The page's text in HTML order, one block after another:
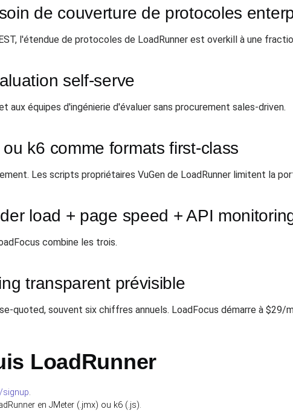
de couverture de protocoles
l'étendue de protocoles de LoadRunner est overkill à une
self-serve
aux équipes d'ingénierie d'évaluer sans procurement sales-driven.
k6 comme formats first-class
Les scripts propriétaires VuGen de LoadRunner limitent la
load + page speed + API
combine les trois.
transparent prévisible
quoted, souvent six chiffres annuels. LoadFocus démarre à $29/
LoadRunner
.
en JMeter (.jmx) ou k6 (.js).